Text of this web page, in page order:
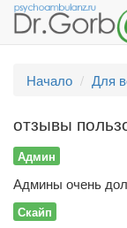
Начало
Для
отзывы
Админ
Админы очень
Скайп